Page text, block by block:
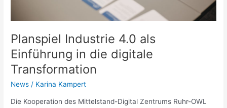
Planspiel Industrie 4.0 als
Einführung in die digitale
Transformation
News / Karina Kampert
Die Kooperation des Mittelstand-Digital Zentrums Ruhr-OWL